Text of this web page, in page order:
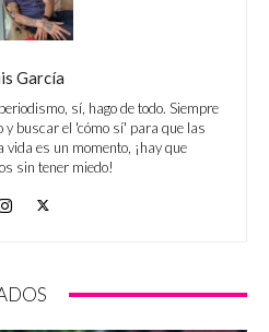
García
sí, hago de todo. Siempre
y buscar el 'cómo sí' para que las
es un momento, ¡hay que
sin tener miedo!